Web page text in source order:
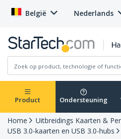
België Nederlands
Product Ondersteuning
Home
Uitbreidings Kaarten &
USB 3.0-kaarten en USB 3.0-hubs